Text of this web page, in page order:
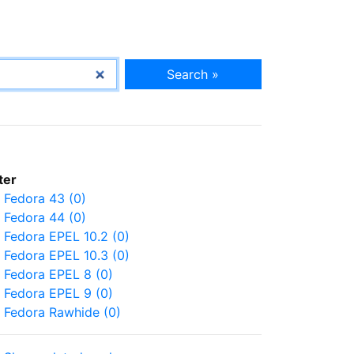
Search »
Fedora 43 (0)
Fedora 44 (0)
Fedora EPEL 10.2 (0)
Fedora EPEL 10.3 (0)
Fedora EPEL 8 (0)
Fedora EPEL 9 (0)
Fedora Rawhide (0)